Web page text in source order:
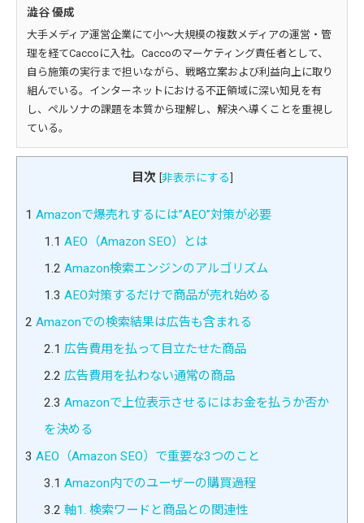
澁谷 優成
大手メディア運営企業にて小～大規模の複数メディアの運営・管
理を経てCaccoに入社。Caccoのマーケティング責任者として、
自ら施策の実行まで担いながら、戦略立案および利益向上に取り
組んでいる。インターネットにおける不正領域に深い知見を有
し、ペルソナの課題を本質から理解し、解決へ導くことを重視し
ている。
目次 [非表示にする]
1 Amazonで爆売れするには”AEO”対策が必要
1.1 AEO（Amazon SEO）とは
1.2 Amazon検索エンジンのアルゴリズム
1.3 AEO対策するだけで商品が売れ始める
2 Amazonでの検索結果は広告も含まれる
2.1 広告費用を払って目立たせた商品
2.2 広告費用を払わない通常の商品
2.3 Amazonで上位表示させるにはお金を払うか否か
を決める
3 AEO（Amazon SEO）で重要な3つのこと
3.1 Amazon内でのユーザーの購買過程
3.2 軸1. 検索ワードと商品との関連性